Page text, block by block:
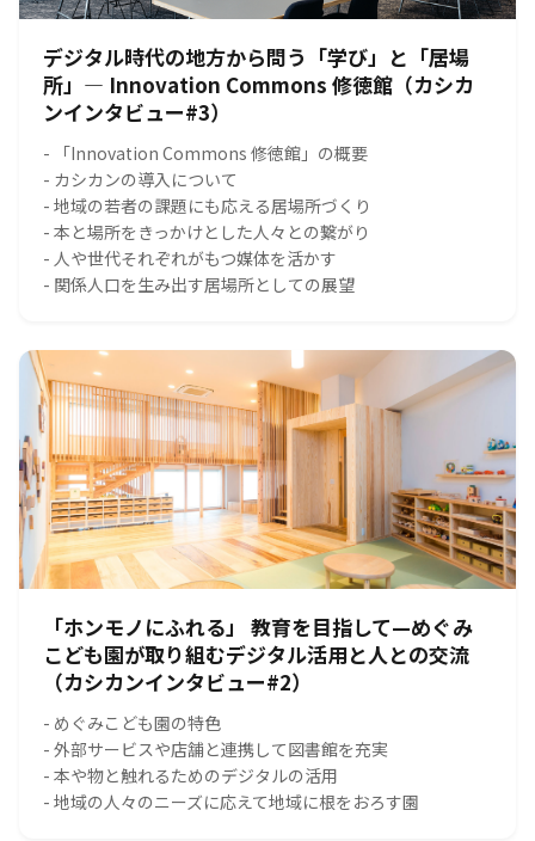
デジタル時代の地方から問う「学び」と「居場
所」― Innovation Commons 修徳館（カシカ
ンインタビュー#3）
- 「Innovation Commons 修徳館」の概要
- カシカンの導入について
- 地域の若者の課題にも応える居場所づくり
- 本と場所をきっかけとした人々との繋がり
- 人や世代それぞれがもつ媒体を活かす
- 関係人口を生み出す居場所としての展望
「ホンモノにふれる」 教育を目指して—めぐみ
こども園が取り組むデジタル活用と人との交流
（カシカンインタビュー#2）
- めぐみこども園の特色
- 外部サービスや店舗と連携して図書館を充実
- 本や物と触れるためのデジタルの活用
- 地域の人々のニーズに応えて地域に根をおろす園